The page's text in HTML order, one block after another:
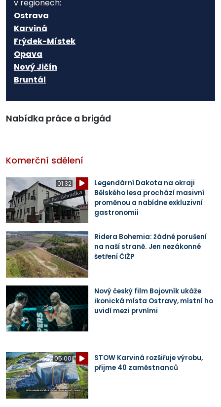
v regionech:
Ostrava
Karviná
Frýdek-Místek
Opava
Nový Jičín
Bruntál
Nabídka práce a brigád
Komerční sdělení
01:32
Legendární Dakota na okraji
Bělského lesa prochází masivní
proměnou a nabídne exkluzivní
gastronomii
Ridera Bohemia: žádné porušení
na naší straně. Jen nezákonné
šetření ČIŽP
Nový český film Bojovník ukáže
ikonická místa Ostravy, místní ho
uvidí mezi prvními
05:00
STOW Karviná rozšiřuje výrobu,
přijme 40 zaměstnanců